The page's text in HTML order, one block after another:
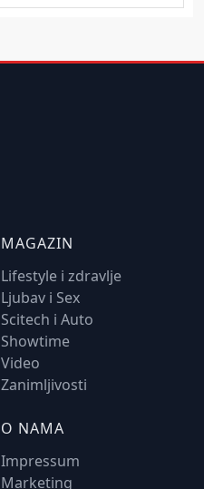
MAGAZIN
Lifestyle i zdravlje
Ljubav i Sex
Scitech i Auto
Showtime
Video
Zanimljivosti
O NAMA
Impressum
Marketing